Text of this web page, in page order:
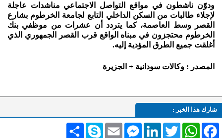
ودوّن ناشطون في مواقع التواصل الاجتماعي مناشدات عاجلة
لإجلاء طالبات من السكن الداخلي التابع لجامعة الخرطوم بشارع
القصر وسط العاصمة، كما يتردد أن عشرات من موظفي بنك
الخرطوم محتجزون في مبناه الواقع قرب القصر الجمهوري الذي
أغلقت جميع الطرق المؤدية إليه.
المصدر : وكالات سودانية + الجزيرة
شارك هذا الخبر :
انشر Skype Email
MessengerLinkedInTwitterWhatsAppFacebook